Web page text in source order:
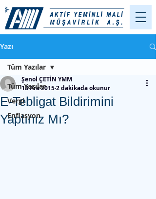
Yazı
Tüm Yazılar
Vergi
Enflasyon
Tüm Yazılar
E-Tebligat Bildirimini
Yaptınız Mı?
Şenol ÇETİN YMM
18 Ara 20152 dakikada okunur